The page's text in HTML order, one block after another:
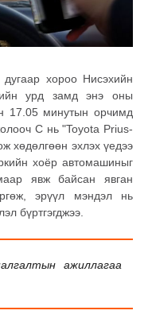
хороо Нисэхийн
урд замд энэ оны
17.05 минутын орчимд
С нь "Toyota Prius-
хөдөлгөөн эхлэх үедээ
хоёр автомашиныг
явж байсан явган
эрүүл мэндэл нь
бүртгэгджээ.
ажиллагаа